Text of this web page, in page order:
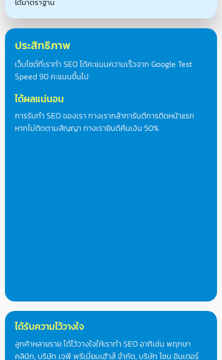
ได้มาตราฐาน
ประสิทธิภาพ
เว็บไซต์ที่เราทำ SEO ได้คะแนนความเร็วจาก Google Test
Speed 90 คะแนนขึ้นไป
ได้ผลแน่นอน
การรับทำ SEO ของเรา ทางเรากล้าการันตีการติดหน้าแรก
หากไม่ติดตามสัญญา ทางเรายินดีคืนเงิน 50%
ได้รับความไว้วางใจ
ลูกค้าหลายราย ได้ไว้วางใจให้เราทำ SEO อาทิเช่น พฤกษา
คลินิก, บริษัท เจพี พรีเมี่ยมเฮ้าส์ จำกัด, บริษัท โซน อินเตอร์